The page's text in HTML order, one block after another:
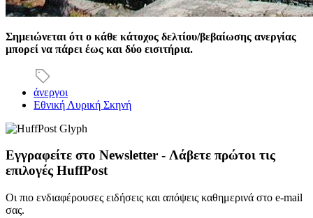
Σημειώνεται ότι ο κάθε κάτοχος δελτίου/βεβαίωσης ανεργίας
μπορεί να πάρει έως και δύο εισιτήρια.
άνεργοι
Εθνική Λυρική Σκηνή
Εγγραφείτε στο Newsletter - Λάβετε πρώτοι τις
επιλογές HuffPost
Οι πιο ενδιαφέρουσες ειδήσεις και απόψεις καθημερινά στο e-mail
σας.